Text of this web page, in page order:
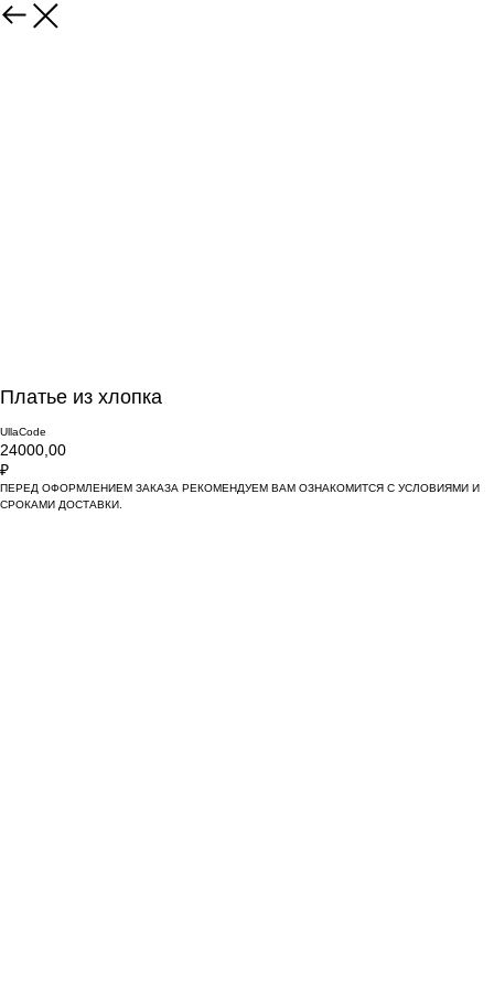
Платье из хлопка
UllaCode
24000,00
₽
ПЕРЕД ОФОРМЛЕНИЕМ ЗАКАЗА РЕКОМЕНДУЕМ ВАМ ОЗНАКОМИТСЯ С УСЛОВИЯМИ И
СРОКАМИ ДОСТАВКИ.